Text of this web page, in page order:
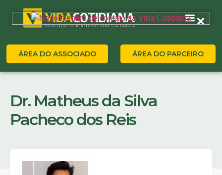
ÁREA DO ASSOCIADO ÁREA DO PARCEIRO
Dr. Matheus da Silva
Pacheco dos Reis